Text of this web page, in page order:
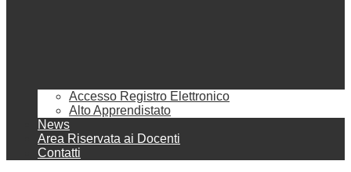
Accesso Registro Elettronico
Alto Apprendistato
News
Area Riservata ai Docenti
Contatti